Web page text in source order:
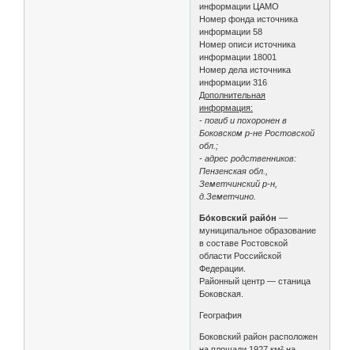
информации ЦАМО
Номер фонда источника
информации 58
Номер описи источника
информации 18001
Номер дела источника
информации 316
Дополнительная
информация:
- погиб и похоронен в
Боковском р-не Ростовской
обл.;
- адрес родственников:
Пензенская обл.,
Земетчинский р-н,
д.Земетчино.
Бо́ковский райо́н —
муниципальное образование
в составе Ростовской
области Российской
Федерации.
Районный центр — станица
Боковская.
География
Боковский район расположен